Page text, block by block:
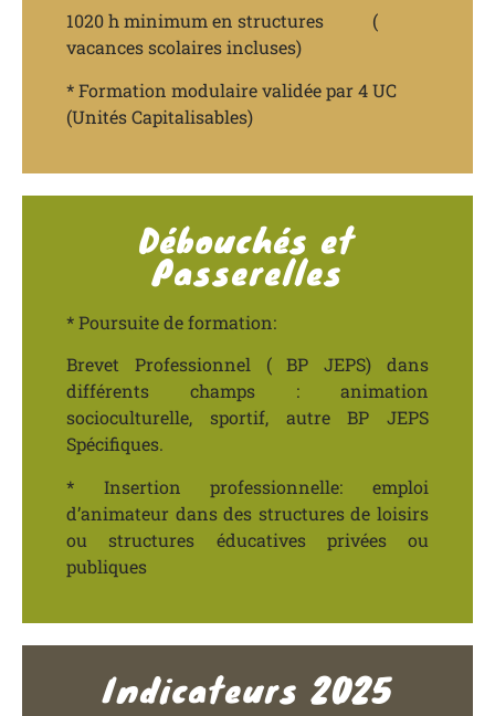
1020 h minimum en structures (
vacances scolaires incluses)
* Formation modulaire validée par 4 UC
(Unités Capitalisables)
Débouchés et
Passerelles
* Poursuite de formation:
Brevet Professionnel ( BP JEPS) dans
différents champs : animation
socioculturelle, sportif, autre BP JEPS
Spécifiques.
* Insertion professionnelle: emploi
d’animateur dans des structures de loisirs
ou structures éducatives privées ou
publiques
Indicateurs 2025